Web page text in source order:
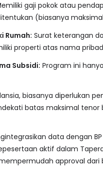
gaji pokok atau
(biasanya
Rumah: Surat keterangan
properti atas nama
Subsidi: Program ini
biasanya diperlukan
batas maksimal tenor
data dengan
aktif dalam
approval dari